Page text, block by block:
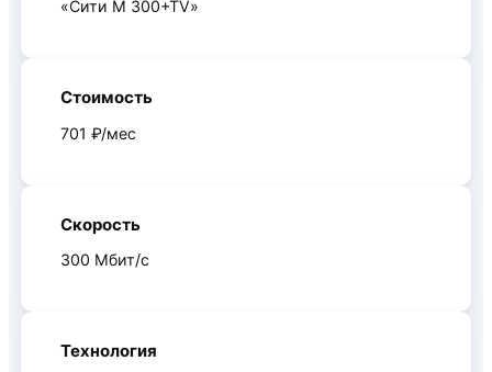
«Сити M 300+TV»
Стоимость
701 ₽/мес
Скорость
300 Мбит/с
Технология